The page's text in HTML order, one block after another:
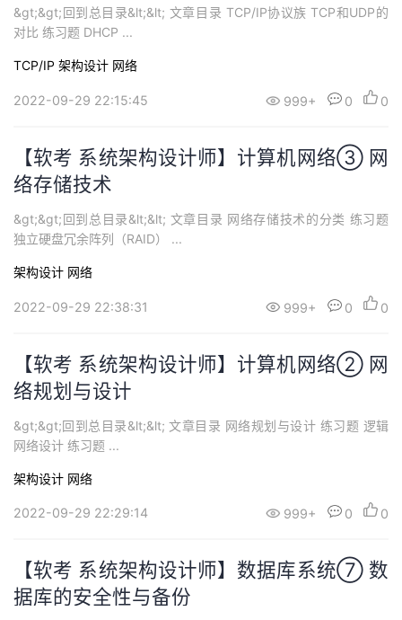
&gt;&gt;回到总目录&lt;&lt; 文章目录 TCP/IP协议族 TCP和UDP的
对比 练习题 DHCP ...
TCP/IP 架构设计 网络
2022-09-29 22:15:45 999+ 0 0
【软考 系统架构设计师】计算机网络③ 网
络存储技术
&gt;&gt;回到总目录&lt;&lt; 文章目录 网络存储技术的分类 练习题
独立硬盘冗余阵列（RAID） ...
架构设计 网络
2022-09-29 22:38:31 999+ 0 0
【软考 系统架构设计师】计算机网络② 网
络规划与设计
&gt;&gt;回到总目录&lt;&lt; 文章目录 网络规划与设计 练习题 逻辑
网络设计 练习题 ...
架构设计 网络
2022-09-29 22:29:14 999+ 0 0
【软考 系统架构设计师】数据库系统⑦ 数
据库的安全性与备份